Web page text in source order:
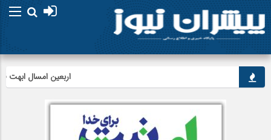
اربعین امسال ابهت قائد